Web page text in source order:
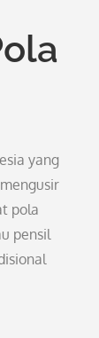
yang
pola
pensil